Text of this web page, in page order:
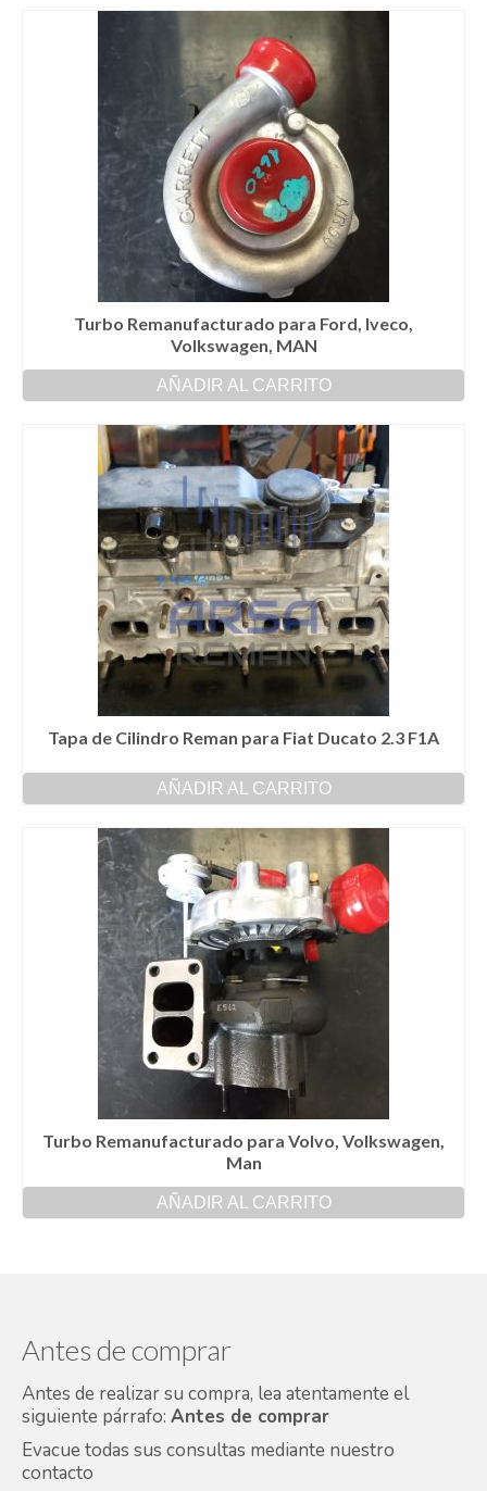
Turbo Remanufacturado para Ford, Iveco,
Volkswagen, MAN
AÑADIR AL CARRITO
Tapa de Cilindro Reman para Fiat Ducato 2.3 F1A
AÑADIR AL CARRITO
Turbo Remanufacturado para Volvo, Volkswagen,
Man
AÑADIR AL CARRITO
Antes de comprar
Antes de realizar su compra, lea atentamente el
siguiente párrafo: Antes de comprar
Evacue todas sus consultas mediante nuestro
contacto